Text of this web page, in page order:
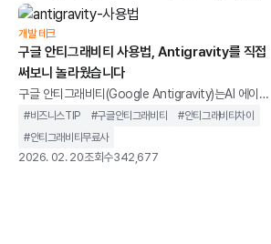
않습니다. 어떤 서비스는 마케팅, 교육, 콘텐츠 제작을
위한 합법적인 AI 영상 도구로 활용되는 반면, 일부 사이
트는 초상권 침해나 악용 가능성이 높은 형태로 제공되
기도 합니다
개발 테크
구글 안티그래비티 사용법, Antigravity를 직접
써보니 놀라웠습니다
구글 안티그래비티(Google Antigravity)는AI 에이전
트를 중심으로 설계된 통합 개발 환경을 말합니다. 단순
히 코드 자동완성을 제공하는 도구가 아니라,개발 작업
을 계획하고 실행까지 이어가는 구조를 지향합니다.기
#비즈니스TIP #구글안티그래비티 #안티그래비티차이
#안티그래비티무료사
2026. 02. 20조회수342,677